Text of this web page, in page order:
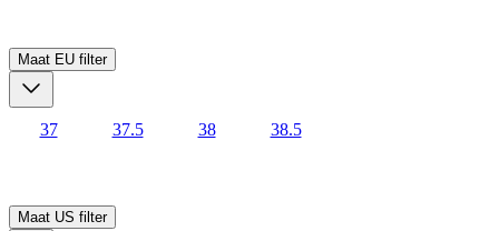
Maat EU filter
37 37.5 38 38.5
Maat US filter